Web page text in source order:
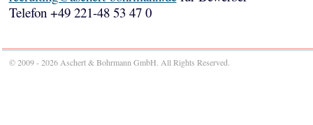
Telefon +49 221-48 53 47 0
© 2009 - 2026 Aschert & Bohrmann GmbH. All Rights Reserved.